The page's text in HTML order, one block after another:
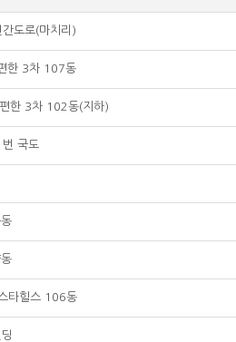
도로(마치리)
한 3차 107동
한 3차 102동(지하)
번 국도
타힐스 106동